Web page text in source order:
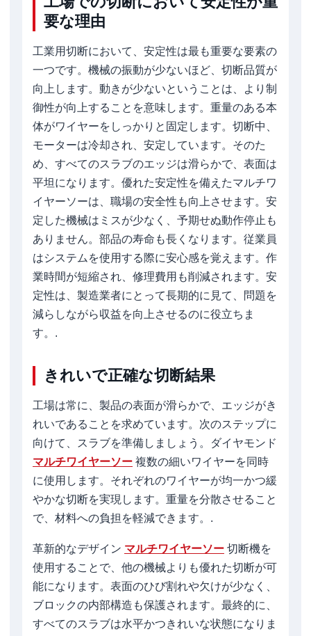
要な理由
工業用切断において、安定性は最も重要な要素の
一つです。機械の振動が少ないほど、切断品質が
向上します。動きが少ないということは、より制
御性が向上することを意味します。重量のある本
体がワイヤーをしっかりと固定します。切断中、
モーターは冷却され、安定しています。そのた
め、すべてのスラブのエッジは滑らかで、表面は
平坦になります。優れた安定性を備えたマルチワ
イヤーソーは、職場の安全性も向上させます。安
定した機械はミスが少なく、予期せぬ動作停止も
ありません。部品の寿命も長くなります。従業員
はシステムを使用する際に安心感を覚えます。作
業時間が短縮され、修理費用も削減されます。安
定性は、製造業者にとって長期的に見て、問題を
減らしながら収益を向上させるのに役立ちま
す。.
きれいで正確な切断結果
工場は常に、製品の表面が滑らかで、エッジがき
れいであることを求めています。次のステップに
向けて、スラブを準備しましょう。ダイヤモンド
マルチワイヤーソー 複数の細いワイヤーを同時
に使用します。それぞれのワイヤーが均一かつ緩
やかな切断を実現します。重量を分散させること
で、材料への負担を軽減できます。.
革新的なデザイン マルチワイヤーソー 切断機を
使用することで、他の機械よりも優れた切断が可
能になります。表面のひび割れや欠けが少なく、
ブロックの内部構造も保護されます。最終的に、
すべてのスラブは水平かつきれいな状態になりま